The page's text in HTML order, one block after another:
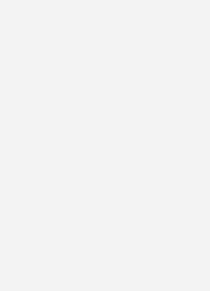
weltweiten
Mittelamerika und die
Beitrag leisteten.
Nationen abgesehen
Kapazitäten.
wie vor den größten
entfielen auf die
451,9 GW auf 1.865 GW
Wachstum von 11,1